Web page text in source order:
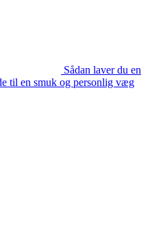
Sådan laver du en
til en smuk og personlig væg